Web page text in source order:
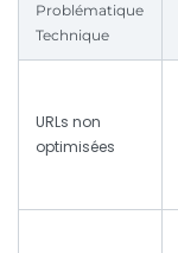
Problématique
Technique
URLs non
optimisées